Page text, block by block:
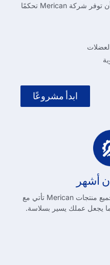
الكثافة والمعترف بها عالميًا من علامات تجارية مثل Philips & كوزميديكو, يمكن أن توفر شركة Merican تحكمًا
ابدأ مشروعًا
الوقوف على الجودة والمتانة, جميع منتجات Merican تأتي مع